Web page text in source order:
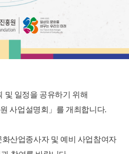
및 일정을 공유하기 위해
사업설명회」를 개최합니다.
화산업종사자 및 예비 사업참여자